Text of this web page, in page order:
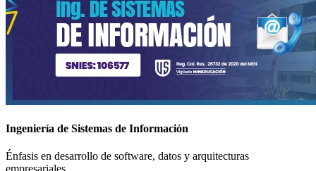
Ingeniería de Sistemas de Información
Énfasis en desarrollo de software, datos y arquitecturas
empresariales.